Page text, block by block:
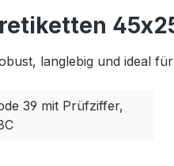
langlebig und ideal
39 mit Prüfziffer,